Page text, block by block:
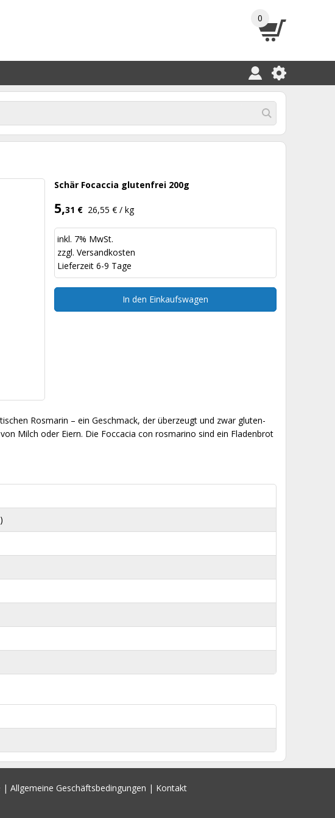
0
Schär Focaccia glutenfrei 200g
5,31 € 26,55 € / kg
inkl. 7% MwSt.
zzgl. Versandkosten
Lieferzeit 6-9 Tage
In den Einkaufswagen
Rosmarin – ein Geschmack, der überzeugt und zwar gluten-
Milch oder Eiern. Die Foccacia con rosmarino sind ein Fladenbrot
| Allgemeine Geschäftsbedingungen | Kontakt